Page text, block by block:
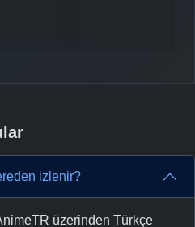
izlenir?
üzerinden Türkçe